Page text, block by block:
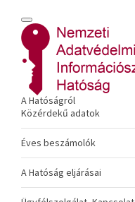
A Hatóságról
Közérdekű adatok
Éves beszámolók
A Hatóság eljárásai